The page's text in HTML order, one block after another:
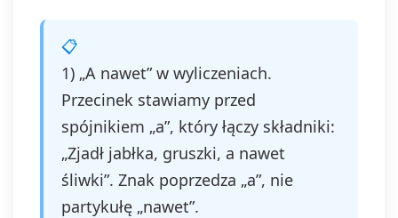
1) „A nawet” w wyliczeniach.
Przecinek stawiamy przed
spójnikiem „a”, który łączy składniki:
„Zjadł jabłka, gruszki, a nawet
śliwki”. Znak poprzedza „a”, nie
partykułę „nawet”.